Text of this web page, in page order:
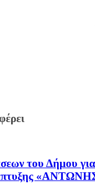
του Δήμου για